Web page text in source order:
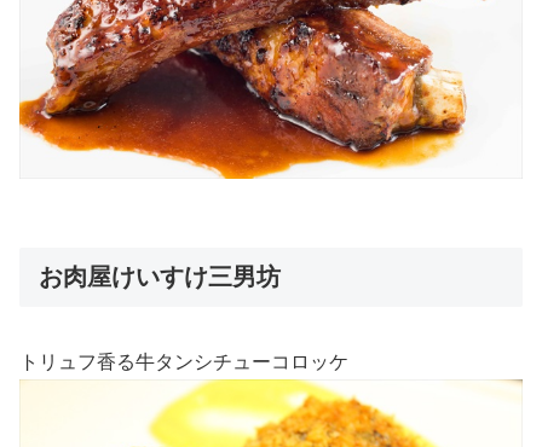
お肉屋けいすけ三男坊
トリュフ香る牛タンシチューコロッケ